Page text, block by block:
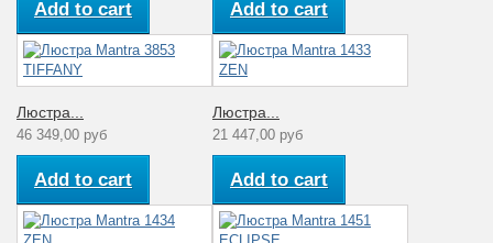
Add to cart Add to cart
Люстра...
46 349,00 руб
Add to cart
Люстра...
21 447,00 руб
Add to cart